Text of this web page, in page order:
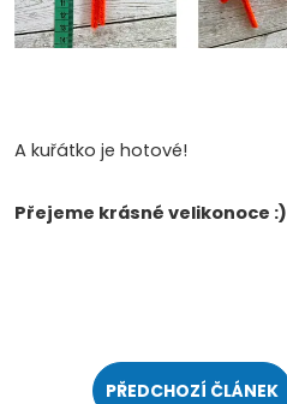
A kuřátko je hotové!
Přejeme krásné velikonoce :)
PŘEDCHOZÍ ČLÁNEK